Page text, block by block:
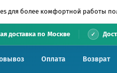
для более комфортной работы
доставка по Москве
Оплата Возврат